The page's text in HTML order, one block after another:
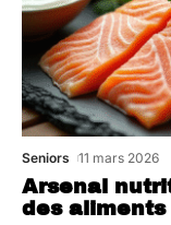
Arsenal
des
Seniors 11 mars 2026